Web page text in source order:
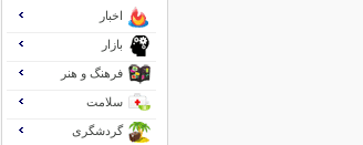
اخبار
بازار
فرهنگ و هنر
سلامت
گردشگری